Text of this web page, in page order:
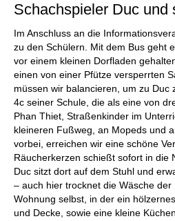
Schachspieler Duc und
Im Anschluss an die
zu den Schülern. Mit dem Bus geht
vor einem kleinen Dorfladen
einen von einer Pfütze versperrten
müssen wir balancieren, um zu Duc
4c seiner Schule, die als eine von
Phan Thiet, Straßenkinder im
kleineren Fußweg, an Mopeds und
vorbei, erreichen wir eine schöne
Räucherkerzen schießt sofort in die
Duc sitzt dort auf dem Stuhl und
– auch hier trocknet die Wäsche
Wohnung selbst, in der ein
und Decke, sowie eine kleine